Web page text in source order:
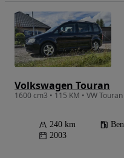
Volkswagen Touran
1600 cm3 • 115 KM • VW
240 km
2003